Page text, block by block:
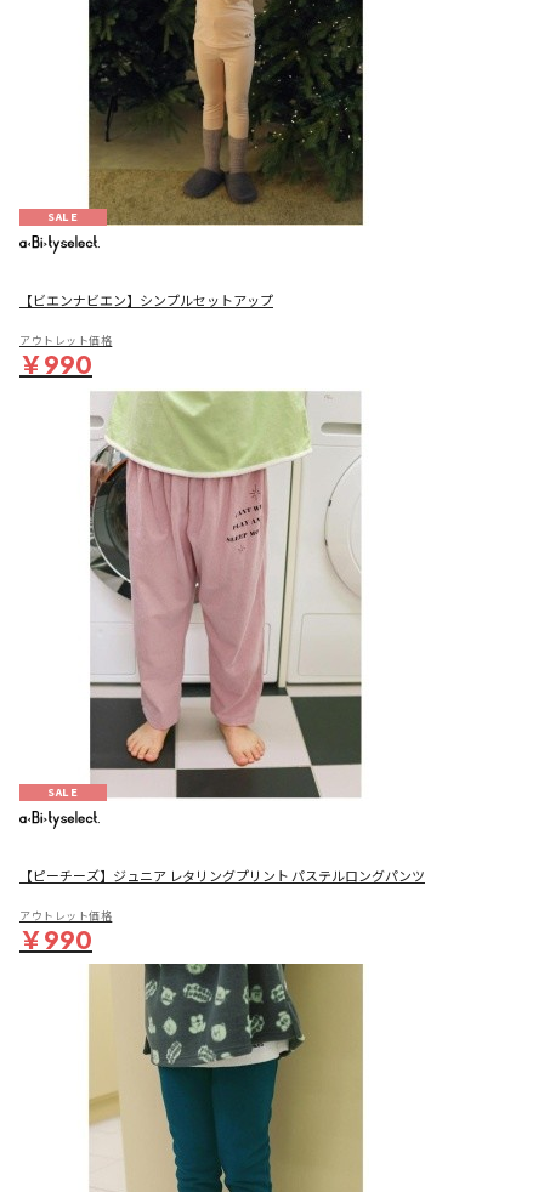
SALE
【ビエンナビエン】シンプルセットアップ
アウトレット価格
￥990
SALE
【ピーチーズ】ジュニア レタリングプリント パステルロングパンツ
アウトレット価格
￥990